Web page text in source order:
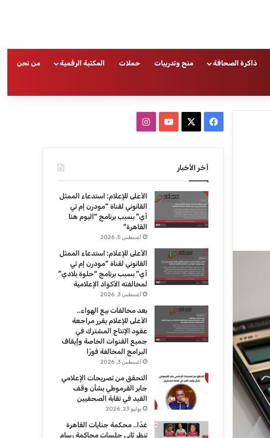
ذاكرة الصحافة منح وتدريبات حملات المكتبة الرقمية من نحن
ب
و
ك
u
T
u
e
ا
ت
ق
ر
ا
م
أخر الأخبار
الأعلى للإعلام: استدعاء الممثل
القانوني لقناة “مودرن إم تي
أي” بسبب برنامج “اليوم هنا
القاهرة”
أغسطس 5, 2026
الأعلى للإعلام: استدعاء الممثل
القانوني لقناة “مودرن إم تي
أي” بسبب برنامج “حلوة بلادي”
لمخالفته الأكواد الإعلامية
أغسطس 3, 2026
بعد مخالفات بيع الهواء..
الأعلى للإعلام يقرر مراجعة
عقود الإنتاج المشترك في
جميع القنوات الخاصة وإيقاف
البرامج المخالفة فورًا
أغسطس 3, 2026
التحقق من تصريحات الإعلامي
جابر القرموطي بشأن وقف
القيد في نقابة الصحفيين
يوليو 23, 2026
غدًا.. محكمة جنايات القاهرة
تنظر ثاني جلسات محاكمة رسام